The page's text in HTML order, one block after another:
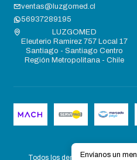
ventas@luzgomed.cl
56937289195
LUZGOMED
Eleuterio Ramirez 757 Local 17
Santiago - Santiago Centro
Región Metropolitana - Chile
Todos los derechos reservados.
Envíanos un